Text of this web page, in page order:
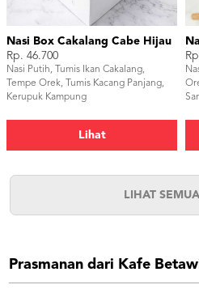
Nasi Box Cakalang Cabe Hijau
Rp. 46.700
Nasi Putih, Tumis Ikan Cakalang,
Tempe Orek, Tumis Kacang Panjang,
Kerupuk Kampung
Lihat
LIHAT
Prasmanan dari Kafe